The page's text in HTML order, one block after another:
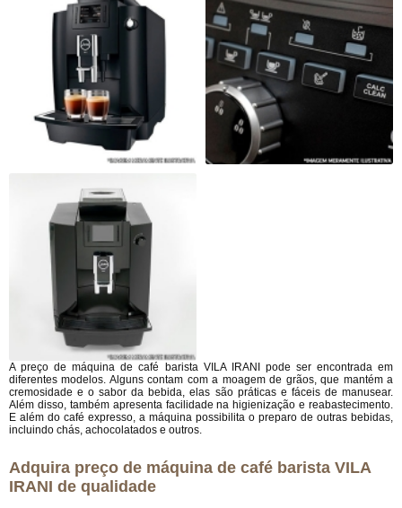
A preço de máquina de café barista VILA IRANI pode ser encontrada em
diferentes modelos. Alguns contam com a moagem de grãos, que mantém a
cremosidade e o sabor da bebida, elas são práticas e fáceis de manusear.
Além disso, também apresenta facilidade na higienização e reabastecimento.
E além do café expresso, a máquina possibilita o preparo de outras bebidas,
incluindo chás, achocolatados e outros.
Adquira preço de máquina de café barista VILA
IRANI de qualidade